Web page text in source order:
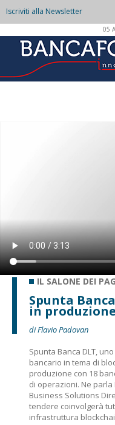
Iscriviti alla Newsletter
05
IL SALONE DEI
Spunta
in produzione
di Flavio Padovan
Spunta Banca DLT,
bancario in tema di
produzione con 18
di operazioni. Ne parla
Business Solutions
tendere coinvolgerà
infrastruttura